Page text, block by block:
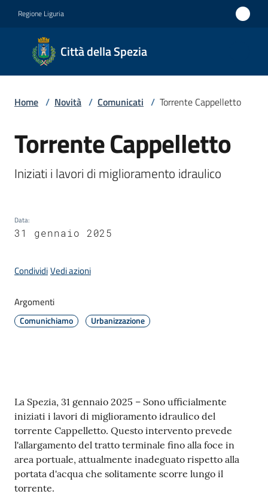
Regione Liguria
Città della Spezia
Città
della
Medaglia
d'oro al
Merito
Civile
al Valor
Amministrazione
Vivere
il
Comune
Home / Novità / Comunicati / Torrente Cappelletto
Salta al contenuto
Torrente Cappelletto
Iniziati i lavori di miglioramento idraulico
Data:
31 gennaio 2025
CondividiVedi azioni
Argomenti
Comunichiamo Urbanizzazione
Contenuto
La Spezia, 31 gennaio 2025 – Sono ufficialmente
iniziati i lavori di miglioramento idraulico del
torrente Cappelletto. Questo intervento prevede
l'allargamento del tratto terminale fino alla foce in
area portuale, attualmente inadeguato rispetto alla
portata d'acqua che solitamente scorre lungo il
torrente.